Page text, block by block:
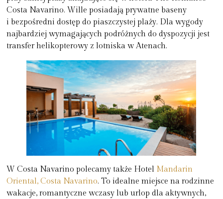
Costa Navarino. Wille posiadają prywatne baseny
i bezpośredni dostęp do piaszczystej plaży. Dla wygody
najbardziej wymagających podróżnych do dyspozycji jest
transfer helikopterowy z lotniska w Atenach.
W Costa Navarino polecamy także Hotel Mandarin
Oriental, Costa Navarino. To idealne miejsce na rodzinne
wakacje, romantyczne wczasy lub urlop dla aktywnych,